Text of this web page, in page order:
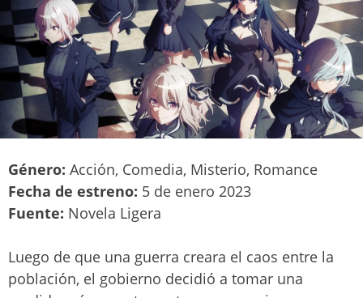
Género: Acción, Comedia, Misterio, Romance
Fecha de estreno: 5 de enero 2023
Fuente: Novela Ligera
Luego de que una guerra creara el caos entre la
población, el gobierno decidió a tomar una